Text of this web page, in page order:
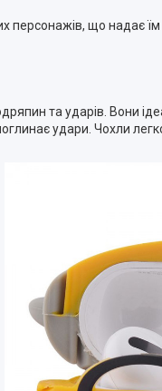
що надає
та ударів. Вони
удари. Чохли